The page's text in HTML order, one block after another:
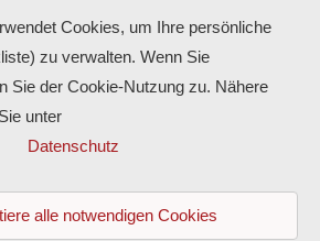
Cookies, um Ihre persönliche
zu verwalten. Wenn Sie
Sie der Cookie-Nutzung zu. Nähere
unter
Datenschutz
alle notwendigen Cookies